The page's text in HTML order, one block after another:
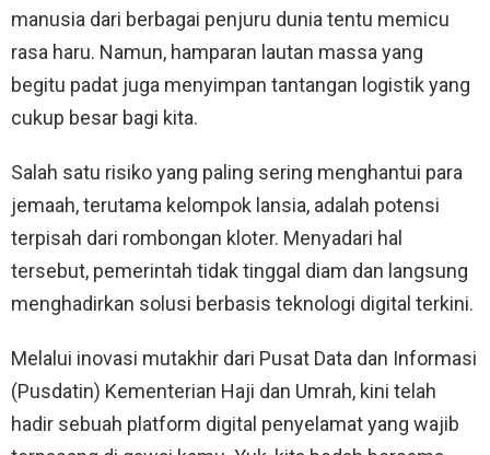
manusia dari berbagai penjuru dunia tentu memicu
rasa haru. Namun, hamparan lautan massa yang
begitu padat juga menyimpan tantangan logistik yang
cukup besar bagi kita.
Salah satu risiko yang paling sering menghantui para
jemaah, terutama kelompok lansia, adalah potensi
terpisah dari rombongan kloter. Menyadari hal
tersebut, pemerintah tidak tinggal diam dan langsung
menghadirkan solusi berbasis teknologi digital terkini.
Melalui inovasi mutakhir dari Pusat Data dan Informasi
(Pusdatin) Kementerian Haji dan Umrah, kini telah
hadir sebuah platform digital penyelamat yang wajib